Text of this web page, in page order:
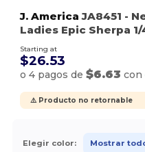
J. America JA8451 -
Ladies Epic Sherpa 1/
Starting at
$26.53
o 4 pagos de$6.63 con
⚠️ Producto no retornable
Elegir color: Mostrar